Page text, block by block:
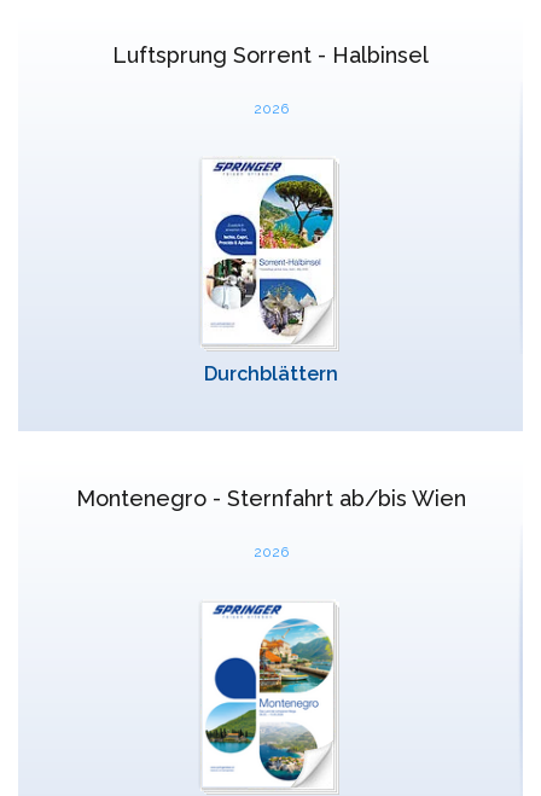
Luftsprung Sorrent - Halbinsel
2026
Durchblättern
Montenegro - Sternfahrt ab/bis Wien
2026